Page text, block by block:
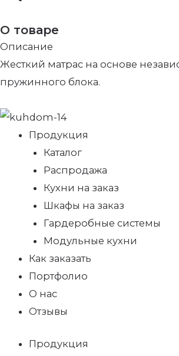
О товаре
Описание
Жесткий матрас на основе
пружинного блока.
Продукция
Каталог
Распродажа
Кухни на заказ
Шкафы на заказ
Гардеробные системы
Модульные кухни
Как заказать
Портфолио
О нас
Отзывы
Продукция